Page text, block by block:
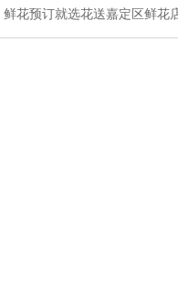
花预订就选花送嘉定区鲜花